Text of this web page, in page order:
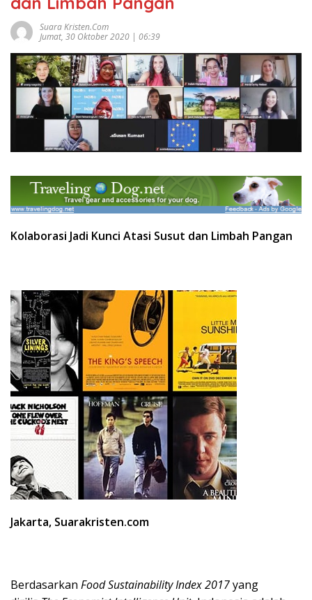
Suara Kristen.com
Jumat, 30 Oktober 2020 | 06:39
Kolaborasi Jadi Kunci Atasi Susut dan Limbah Pangan
Jakarta, Suarakristen.com
Berdasarkan Food Sustainability Index 2017yang